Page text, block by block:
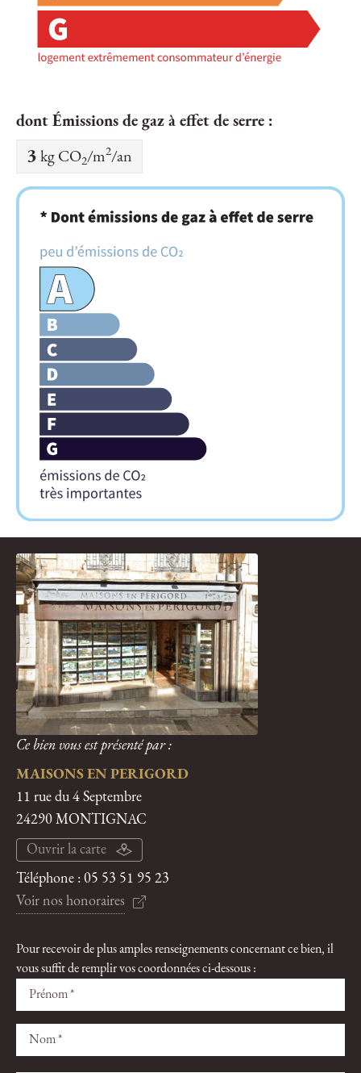
dont Émissions de gaz à effet de serre :
3 kg CO2/m2/an
Ce bien vous est présenté par :
MAISONS EN PERIGORD
11 rue du 4 Septembre
24290 MONTIGNAC
Ouvrir la carte
Téléphone : 05 53 51 95 23
Voir nos honoraires
Pour recevoir de plus amples renseignements concernant ce bien, il
vous suffit de remplir vos coordonnées ci-dessous :